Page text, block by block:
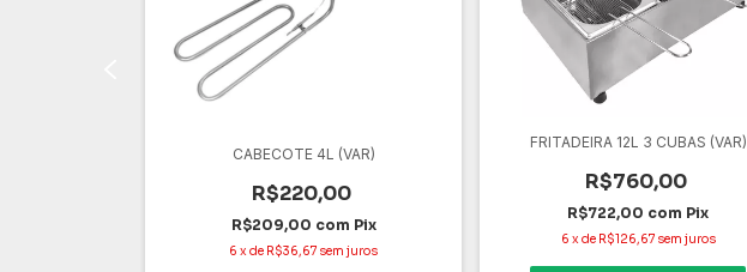
CABECOTE 4L (VAR)
R$220,00
R$209,00 com Pix
6 xde R$36,67 sem juros
FRITADEIRA 12L 3 CUBAS (VAR)
R$760,00
R$722,00 com Pix
6 xde R$126,67 sem juros